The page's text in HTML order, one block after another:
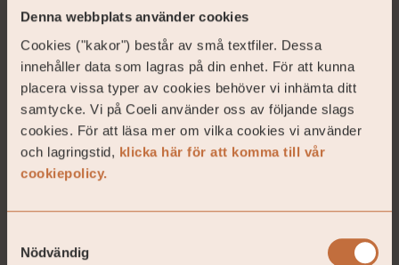
Denna webbplats använder cookies
Cookies ("kakor") består av små textfiler. Dessa
innehåller data som lagras på din enhet. För att kunna
placera vissa typer av cookies behöver vi inhämta ditt
samtycke. Vi på Coeli använder oss av följande slags
cookies. För att läsa mer om vilka cookies vi använder
och lagringstid, klicka här för att komma till vår
cookiepolicy.
Nödvändig
Industri om en ung man som några år tidigare
vid starten 2010 ägde åtta hyreslägenheter i
Hässleholm. Han hade tidigt kontaktat Erik Selin och
fått med honom som hälftenägare till bolaget.
Mannen, som heter Jacob Karlsson, var både VD,
ekonomichef och vaktmästare. Jag klippte ut artikeln
och tänkte sätta mig i bilen och hälsa på då han
verkade vara en frisk fläkt. En stökig aktiemarknad
somras bröt upp från Österlen och körde upp till